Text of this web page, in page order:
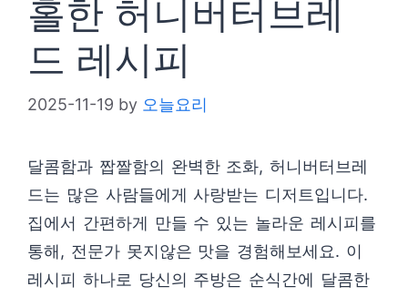
홀한 허니버터브레
드 레시피
2025-11-19 by 오늘요리
달콤함과 짭짤함의 완벽한 조화, 허니버터브레
드는 많은 사람들에게 사랑받는 디저트입니다.
집에서 간편하게 만들 수 있는 놀라운 레시피를
통해, 전문가 못지않은 맛을 경험해보세요. 이
레시피 하나로 당신의 주방은 순식간에 달콤한